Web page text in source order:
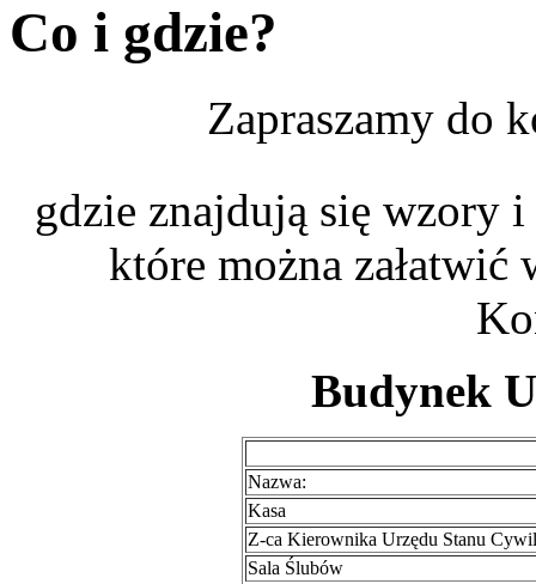
Co i gdzie?
Zapraszamy do
gdzie znajdują się wzory
które można
Budynek
Nazwa:
Kasa
Z-ca Kierownika Urzędu Stanu
Sala Ślubów